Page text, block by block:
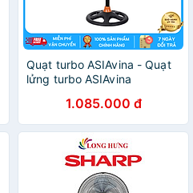
Quạt turbo ASIAvina - Quạt
lửng turbo ASIAvina
1.085.000 đ